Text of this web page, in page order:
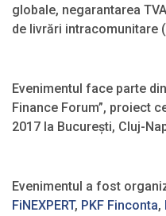
globale, negarantarea
de livrări intracomunitare
Evenimentul face parte
Finance Forum”, proiect
2017 la București, Cluj-
Evenimentul a fost
FiNEXPERT, PKF Finconta,